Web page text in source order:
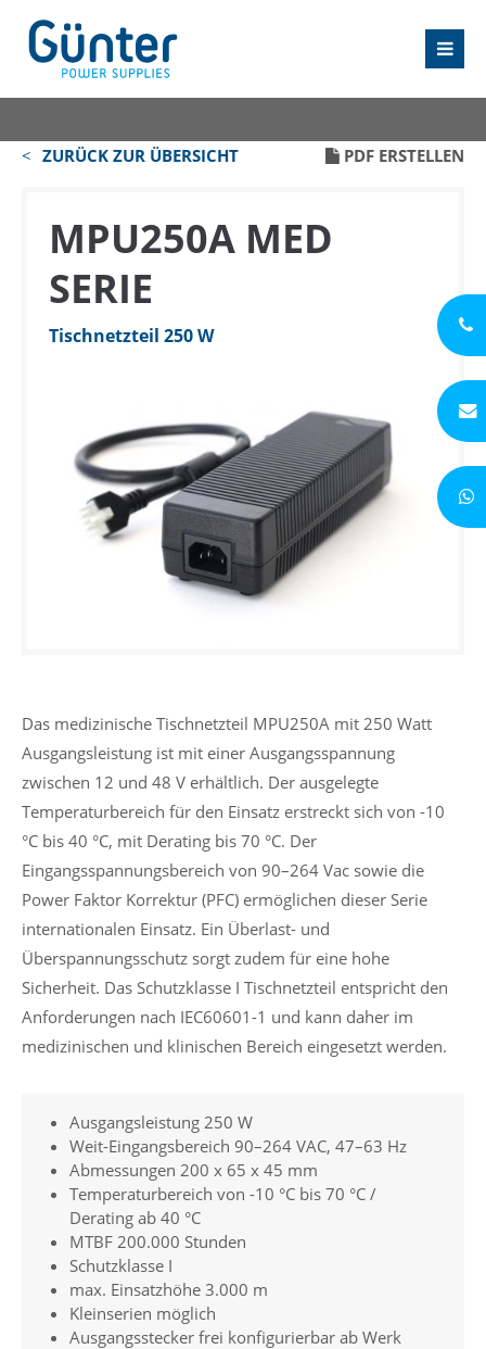
PDF ERSTELLEN
ZURÜCK ZUR ÜBERSICHT
MPU250A MED
SERIE
Tischnetzteil 250 W
Das medizinische Tischnetzteil MPU250A mit 250 Watt
Ausgangsleistung ist mit einer Ausgangsspannung
zwischen 12 und 48 V erhältlich. Der ausgelegte
Temperaturbereich für den Einsatz erstreckt sich von -10
°C bis 40 °C, mit Derating bis 70 °C. Der
Eingangsspannungsbereich von 90–264 Vac sowie die
Power Faktor Korrektur (PFC) ermöglichen dieser Serie
internationalen Einsatz. Ein Überlast- und
Überspannungsschutz sorgt zudem für eine hohe
Sicherheit. Das Schutzklasse I Tischnetzteil entspricht den
Anforderungen nach IEC60601-1 und kann daher im
medizinischen und klinischen Bereich eingesetzt werden.
Ausgangsleistung 250 W
Weit-Eingangsbereich 90–264 VAC, 47–63 Hz
Abmessungen 200 x 65 x 45 mm
Temperaturbereich von -10 °C bis 70 °C /
Derating ab 40 °C
MTBF 200.000 Stunden
Schutzklasse I
max. Einsatzhöhe 3.000 m
Kleinserien möglich
Ausgangsstecker frei konfigurierbar ab Werk